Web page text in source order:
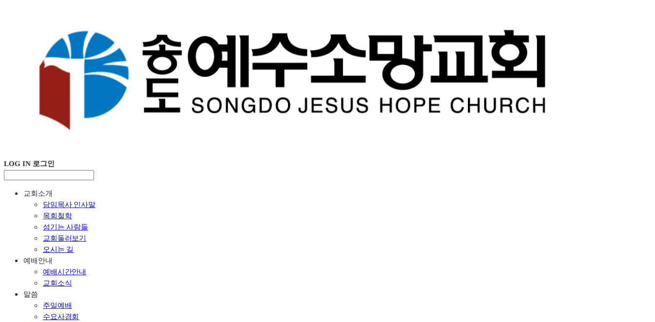
LOG IN 로그인
교회소개
담임목사 인사말
목회철학
섬기는 사람들
교회둘러보기
오시는 길
예배안내
예배시간안내
교회소식
말씀
주일예배
수요사경회